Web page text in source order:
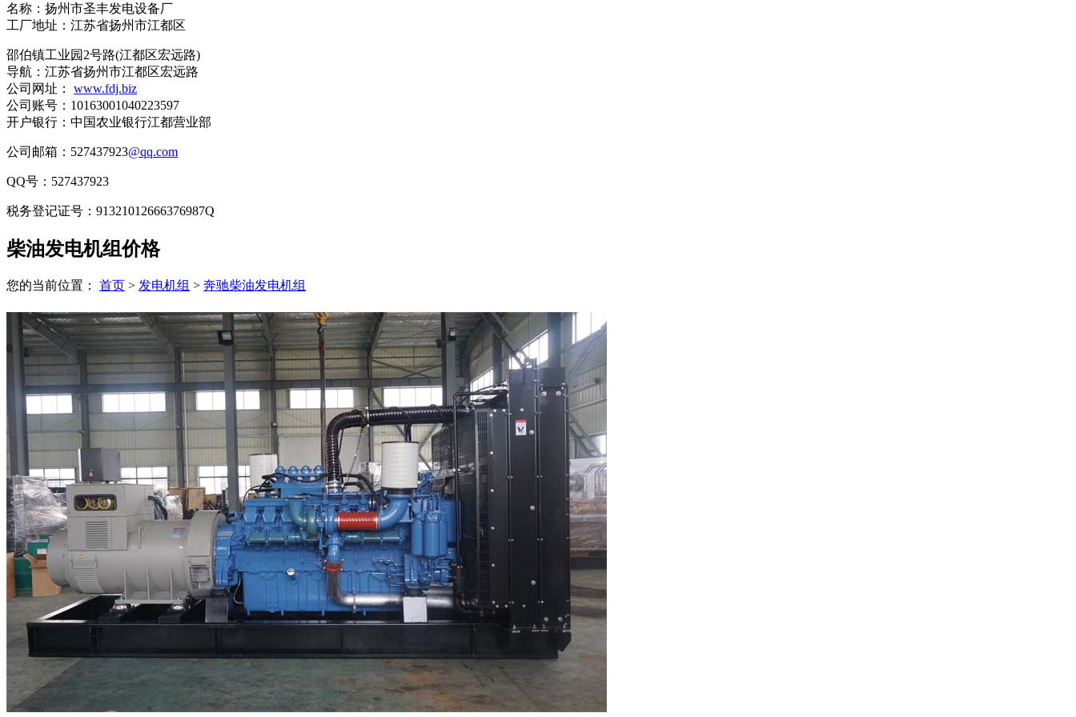
名称：扬州市圣丰发电设备厂
工厂地址：江苏省扬州市江都区
邵伯镇工业园2号路(江都区宏远路)
导航：江苏省扬州市江都区宏远路
公司网址： www.fdj.biz
公司账号：10163001040223597
开户银行：中国农业银行江都营业部
公司邮箱：527437923@qq.com
QQ号：527437923
税务登记证号：91321012666376987Q
柴油发电机组价格
您的当前位置： 首页 > 发电机组 > 奔驰柴油发电机组